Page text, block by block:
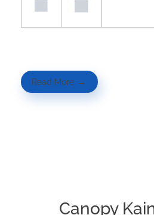
Read More
Canopy